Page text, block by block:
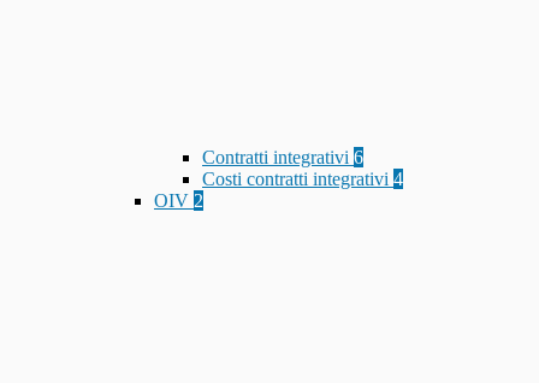
Contratti integrativi 6
Costi contratti integrativi 4
OIV 2